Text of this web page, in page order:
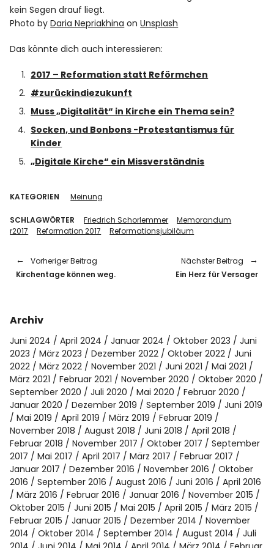
kein Segen drauf liegt.
Photo byDaria Nepriakhina onUnsplash
Das könnte dich auch interessieren:
2017 – Reformation statt Reförmchen
#zurückindiezukunft
Muss „Digitalität“ in Kirche ein Thema sein?
Socken, und Bonbons -Protestantismus für
Kinder
„Digitale Kirche“ ein Missverständnis
KATEGORIEN Meinung
SCHLAGWÖRTER Friedrich Schorlemmer
Memorandum
r2017
Reformation 2017 Reformationsjubiläum
Vorheriger Beitrag
Kirchentage können weg.
Nächster Beitrag
Ein Herz für Versager
Archiv
Juni 2024 April 2024 Januar 2024 Oktober 2023
Juni
2023
März 2023 Dezember 2022 Oktober 2022
Juni
2022
März 2022 November 2021 Juni 2021
Mai 2021
März 2021
Februar 2021 November 2020
Oktober 2020
September 2020
Juli 2020 Mai 2020
Februar 2020
Januar 2020
Dezember 2019 September 2019
Juni 2019
Mai 2019
April 2019 März 2019
Februar 2019
November 2018
August 2018 Juni 2018
April 2018
Februar 2018
November 2017 Oktober 2017
September
2017
Mai 2017 April 2017 März 2017
Februar 2017
Januar 2017
Dezember 2016 November 2016
Oktober
2016
September 2016 August 2016 Juni 2016
April 2016
März 2016
Februar 2016 Januar 2016
November 2015
Oktober 2015
Juni 2015 Mai 2015 April 2015
März 2015
Februar 2015
Januar 2015 Dezember 2014
November
2014
Oktober 2014 September 2014 August 2014
Juli